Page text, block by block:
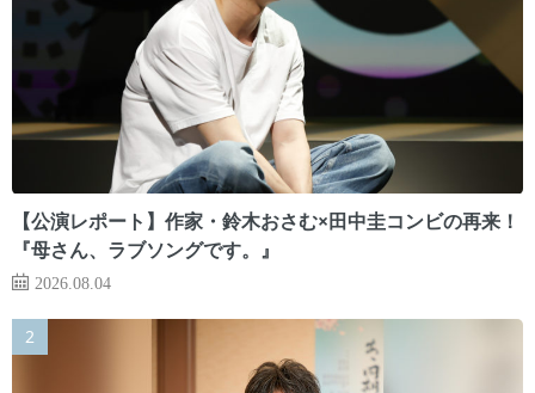
【公演レポート】作家・鈴木おさむ×田中圭コンビの再来！
『母さん、ラブソングです。』
2026.08.04